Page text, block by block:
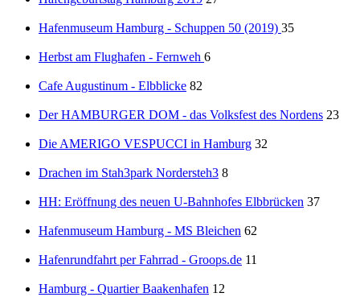
Hafenmuseum Hamburg - Schuppen 50 (2019) 35
Herbst am Flughafen - Fernweh 6
Cafe Augustinum - Elbblicke 82
Der HAMBURGER DOM - das Volksfest des Nordens 23
Die AMERIGO VESPUCCI in Hamburg 32
Drachen im Stah3park Nordersteh3 8
HH: Eröffnung des neuen U-Bahnhofes Elbbrücken 37
Hafenmuseum Hamburg - MS Bleichen 62
Hafenrundfahrt per Fahrrad - Groops.de 11
Hamburg - Quartier Baakenhafen 12